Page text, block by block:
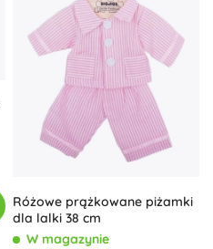
Różowe prążkowane piżamki
dla lalki 38 cm
W magazynie